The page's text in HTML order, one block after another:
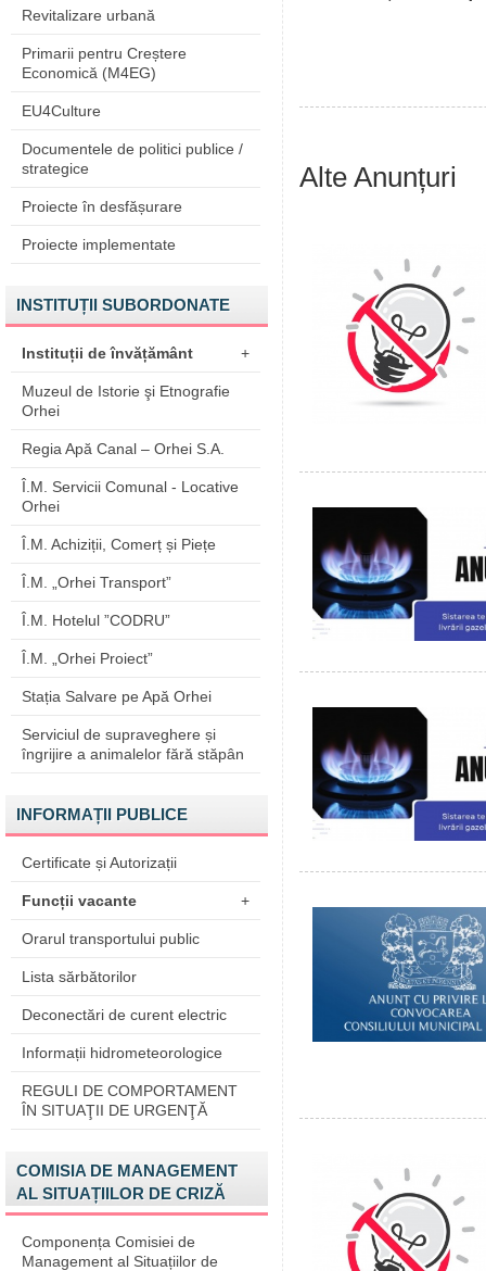
Revitalizare urbană
Primarii pentru Creștere
Economică (M4EG)
EU4Culture
Documentele de politici publice /
strategice
Proiecte în desfășurare
Proiecte implementate
INSTITUȚII SUBORDONATE
Instituții de învățământ +
Muzeul de Istorie şi Etnografie
Orhei
Regia Apă Canal – Orhei S.A.
Î.M. Servicii Comunal - Locative
Orhei
Î.M. Achiziții, Comerț și Piețe
Î.M. „Orhei Transport”
Î.M. Hotelul ”CODRU”
Î.M. „Orhei Proiect”
Stația Salvare pe Apă Orhei
Serviciul de supraveghere și
îngrijire a animalelor fără stăpân
INFORMAȚII PUBLICE
Certificate și Autorizații
Funcții vacante +
Orarul transportului public
Lista sărbătorilor
Deconectări de curent electric
Informații hidrometeorologice
REGULI DE COMPORTAMENT
ÎN SITUAŢII DE URGENŢĂ
COMISIA DE MANAGEMENT
AL SITUAȚIILOR DE CRIZĂ
Componența Comisiei de
Management al Situațiilor de
Alte Anunțuri